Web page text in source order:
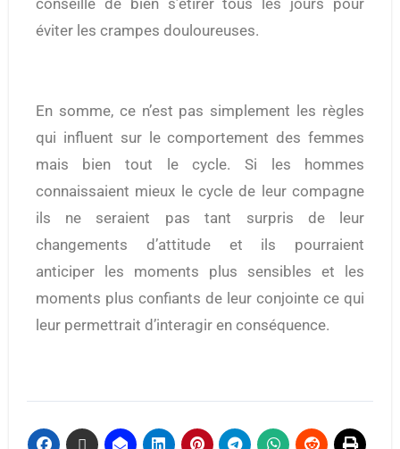
conseillé de bien s’étirer tous les jours pour
éviter les crampes douloureuses.
En somme, ce n’est pas simplement les règles
qui influent sur le comportement des femmes
mais bien tout le cycle. Si les hommes
connaissaient mieux le cycle de leur compagne
ils ne seraient pas tant surpris de leur
changements d’attitude et ils pourraient
anticiper les moments plus sensibles et les
moments plus confiants de leur conjointe ce qui
leur permettrait d’interagir en conséquence.